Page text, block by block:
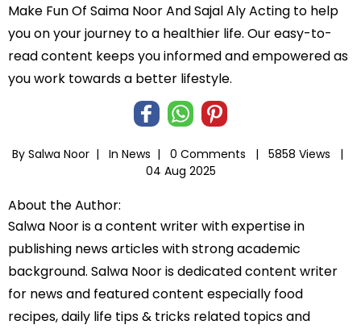
Make Fun Of Saima Noor And Sajal Aly Acting to help
you on your journey to a healthier life. Our easy-to-
read content keeps you informed and empowered as
you work towards a better lifestyle.
By Salwa Noor | In News | 0 Comments |
5858 Views |
04 Aug 2025
About the Author:
Salwa Noor is a content writer with expertise in
publishing news articles with strong academic
background. Salwa Noor is dedicated content writer
for news and featured content especially food
recipes, daily life tips & tricks related topics and